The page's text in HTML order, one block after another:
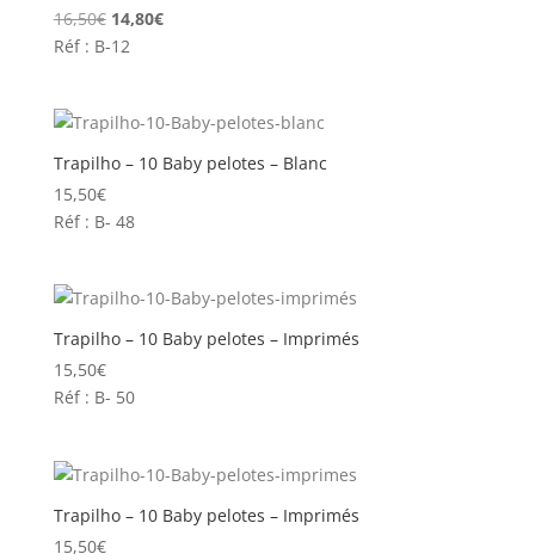
16,50€ Le
prix
16,50€.
14,80€Le
14,80€.
Réf : B-12
Trapilho – 10 Baby pelotes – Blanc
15,50€
Réf : B- 48
Trapilho – 10 Baby pelotes – Imprimés
15,50€
Réf : B- 50
Trapilho – 10 Baby pelotes – Imprimés
15,50€